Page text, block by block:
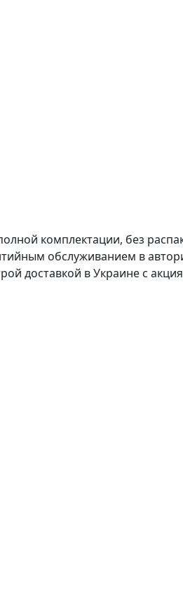
комплектации, без
обслуживанием в
доставкой в Украине с